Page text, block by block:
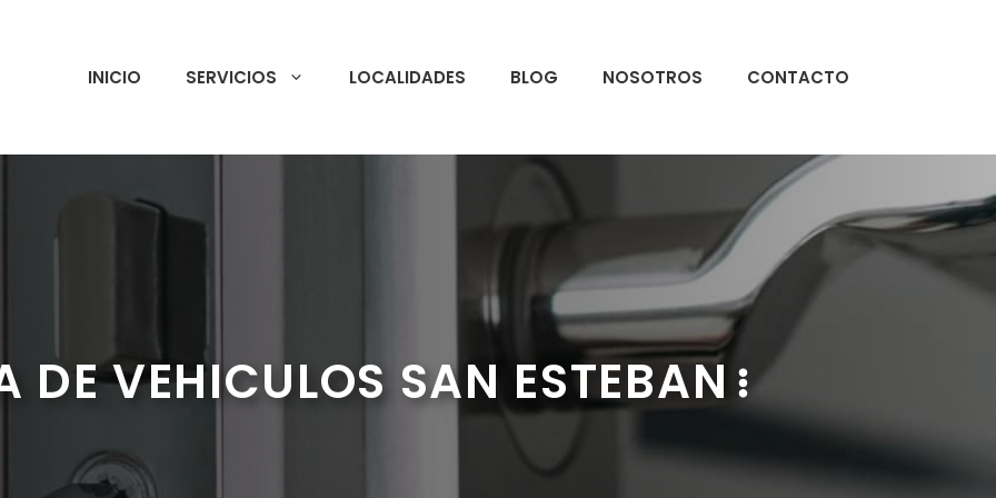
INICIO SERVICIOS LOCALIDADES BLOG NOSOTROS CONTACTO
DE VEHICULOS SAN ESTEBAN